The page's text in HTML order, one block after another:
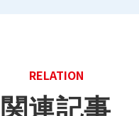
RELATION
関連記事